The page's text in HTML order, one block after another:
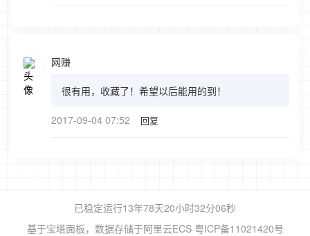
网赚
很有用，收藏了！希望以后能用的到！
2017-09-04 07:52 回复
已稳定运行13年78天20小时32分07秒
基于宝塔面板，数据存储于阿里云ECS 粤ICP备11021420号